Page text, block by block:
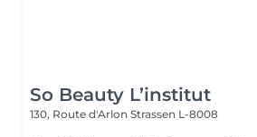
So Beauty L’institut
130, Route d'Arlon Strassen L-8008